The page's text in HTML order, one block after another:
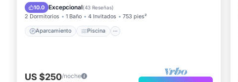
10.0 Excepcional(43 Reseñas)
2 Dormitorios 1 Baño 4 Invitados 753 pies²
Aparcamiento Piscina
Balcón/Terraza
US $250/noche